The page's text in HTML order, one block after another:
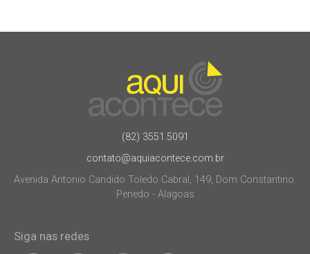
(82) 3551.5091
contato@aquiacontece.com.br
Avenida Antonio Candido Toledo Cabral, 149, Dom Constantino.
Penedo - Alagoas
Siga nas redes